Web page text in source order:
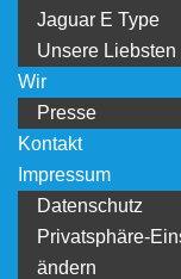
Jaguar E Type
Unsere Liebsten
Wir
Presse
Kontakt
Impressum
Datenschutz
Privatsphäre-
ändern